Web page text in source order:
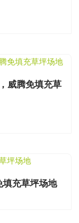
威腾免填充草
充草坪场地